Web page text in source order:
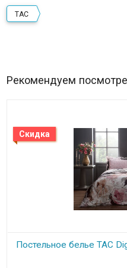
TAC
Рекомендуем
Скидка
Постельное белье TAC